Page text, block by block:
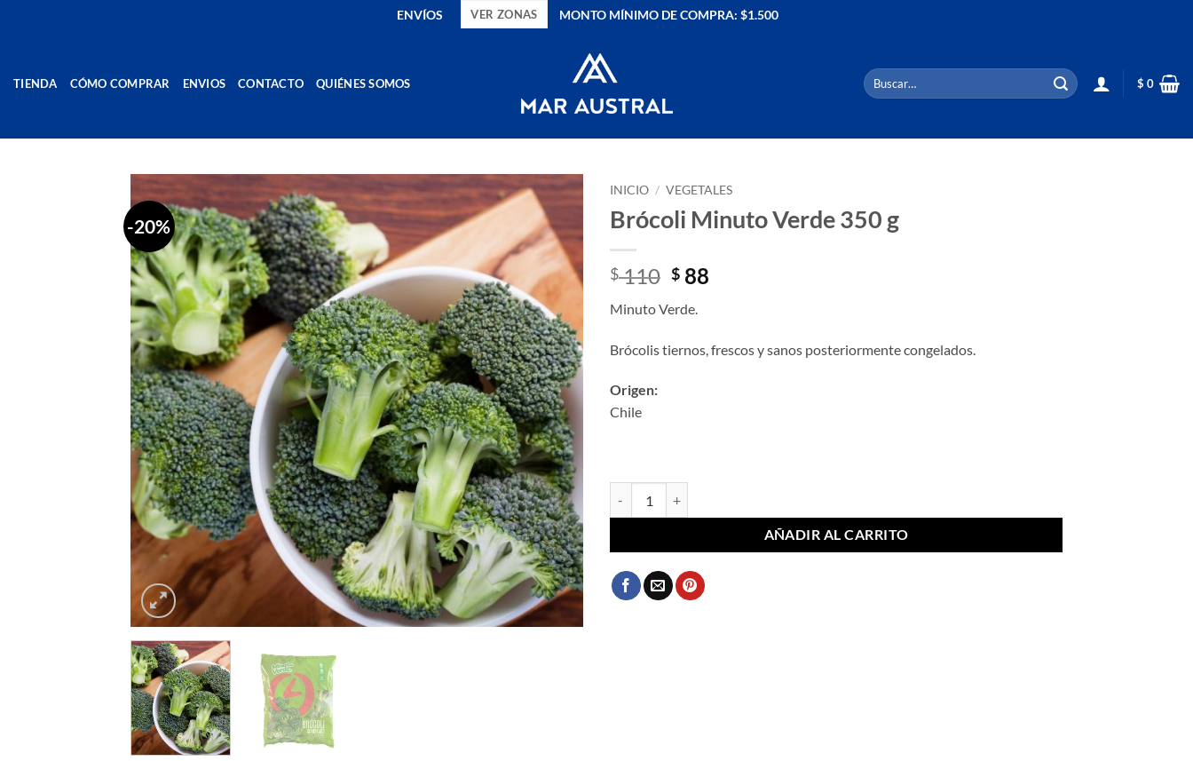
ENVÍOS VER ZONAS MONTO MÍNIMO DE COMPRA: $1.500
TIENDA CÓMO COMPRAR ENVIOS CONTACTO QUIÉNES SOMOS
Buscar
por:
$ 0
-20%
INICIO / VEGETALES
Brócoli Minuto Verde 350 g
$110 El
original
$ 110.
$ 88
$ 88.
Minuto Verde.
Brócolis tiernos, frescos y sanos posteriormente congelados.
Origen:
Chile
AÑADIR AL CARRITO